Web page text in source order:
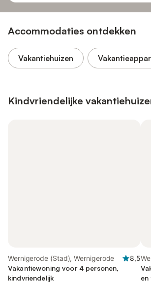
Accommodaties ontdekken
Vakantiehuizen
Kindvriendelijke
Wernigerode (Stad), Wernigerode
8,5
Vakantiewoning voor 4 personen,
kindvriendelijk
en